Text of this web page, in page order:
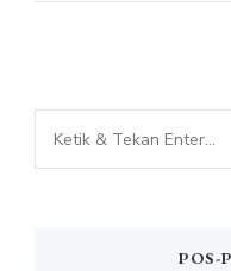
Mencari
Sesuatu?
POS-